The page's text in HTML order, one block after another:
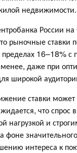
недвижимости.
России на
рыночные
пределах
даже при
широкой
ставки может
что спрос
нагрузкой и
фоне
интереса к